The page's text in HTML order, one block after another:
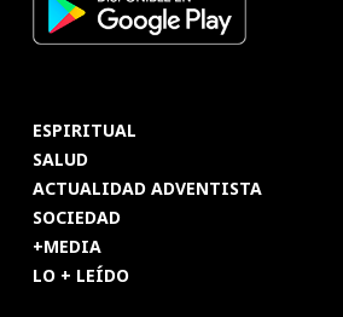
ESPIRITUAL
SALUD
ACTUALIDAD ADVENTISTA
SOCIEDAD
+MEDIA
LO + LEÍDO